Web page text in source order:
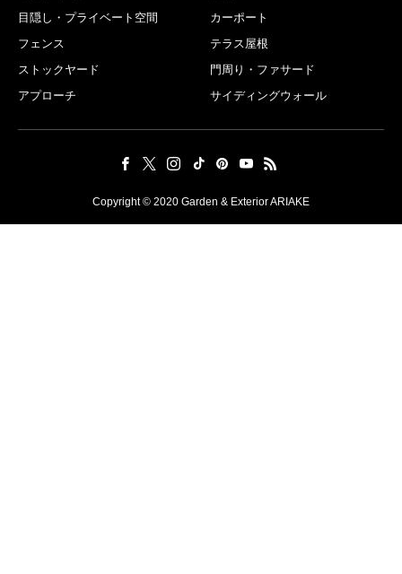
目隠し・プライベート空間
カーポート
フェンス
テラス屋根
ストックヤード
門周り・ファサード
アプローチ
サイディングウォール
Copyright © 2020 Garden & Exterior ARIAKE